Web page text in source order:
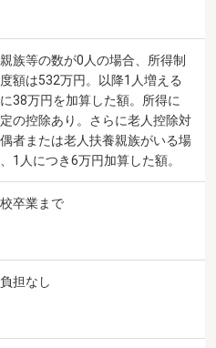
族等の数が0人の場合、所得制
額は532万円。以降1人増える
38万円を加算した額。所得に
の控除あり。さらに老人控除対
者または老人扶養親族がいる場
1人につき6万円加算した額。
卒業まで
担なし